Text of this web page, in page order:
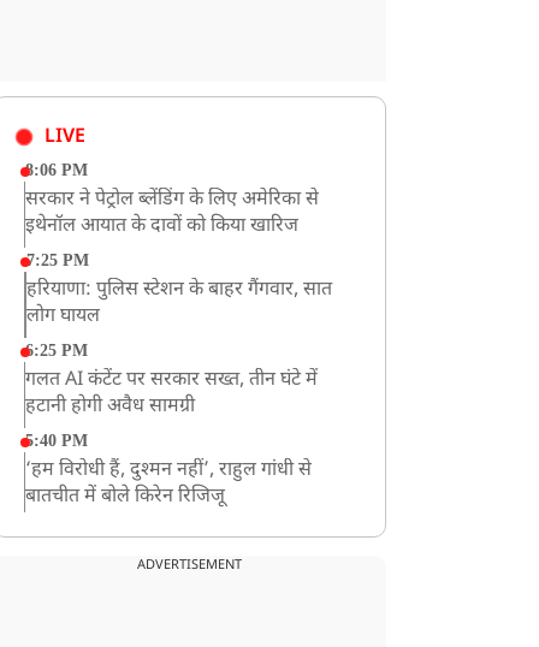
LIVE
8:06 PM
सरकार ने पेट्रोल ब्लेंडिंग के लिए अमेरिका से
इथेनॉल आयात के दावों को किया खारिज
7:25 PM
हरियाणा: पुलिस स्टेशन के बाहर गैंगवार, सात
लोग घायल
6:25 PM
गलत AI कंटेंट पर सरकार सख्त, तीन घंटे में
हटानी होगी अवैध सामग्री
5:40 PM
‘हम विरोधी हैं, दुश्मन नहीं’, राहुल गांधी से
बातचीत में बोले किरेन रिजिजू
झारखंड के छात्रों को CJP का समर्थन, रांची पहुंच
ADVERTISEMENT